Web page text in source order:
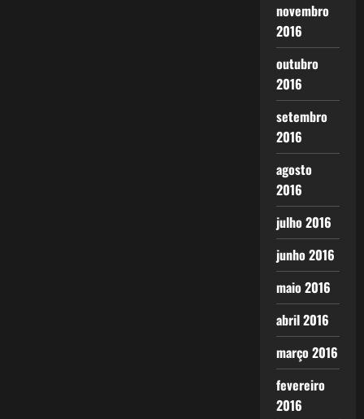
novembro
2016
outubro
2016
setembro
2016
agosto
2016
julho 2016
junho 2016
maio 2016
abril 2016
março 2016
fevereiro
2016